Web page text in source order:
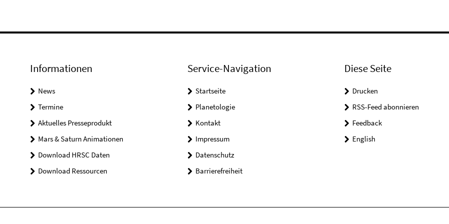
Informationen
News
Termine
Aktuelles Presseprodukt
Mars & Saturn Animationen
Download HRSC Daten
Download Ressourcen
Service-Navigation
Startseite
Planetologie
Kontakt
Impressum
Datenschutz
Barrierefreiheit
Diese Seite
Drucken
RSS-Feed abonnieren
Feedback
English